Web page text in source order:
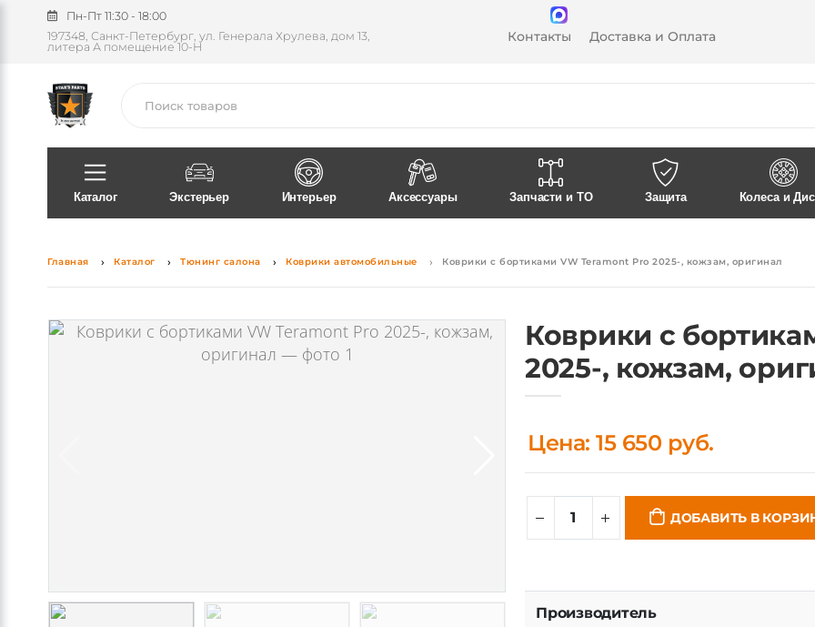
Пн-Пт 11:30 - 18:00
197348, Санкт-Петербург, ул. Генерала Хрулева, дом 13,
литера А помещение 10-Н
Контакты Доставка и Оплата
Каталог Экстерьер Интерьер Аксессуары Запчасти и ТО Защита Колеса и
Главная Каталог Тюнинг салона Коврики автомобильные Коврики с бортиками VW Teramont Pro 2025-, кожзам, оригинал
Коврики с
2025-, кожзам,
Цена: 15 650 руб.
ДОБАВИТЬ В
Производитель